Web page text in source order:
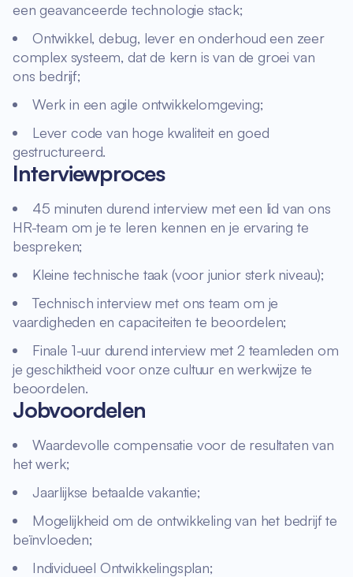
een geavanceerde technologie stack;
Ontwikkel, debug, lever en onderhoud een zeer
complex systeem, dat de kern is van de groei van
ons bedrijf;
Werk in een agile ontwikkelomgeving;
Lever code van hoge kwaliteit en goed
gestructureerd.
Interviewproces
45 minuten durend interview met een lid van ons
HR-team om je te leren kennen en je ervaring te
bespreken;
Kleine technische taak (voor junior sterk niveau);
Technisch interview met ons team om je
vaardigheden en capaciteiten te beoordelen;
Finale 1-uur durend interview met 2 teamleden om
je geschiktheid voor onze cultuur en werkwijze te
beoordelen.
Jobvoordelen
Waardevolle compensatie voor de resultaten van
het werk;
Jaarlijkse betaalde vakantie;
Mogelijkheid om de ontwikkeling van het bedrijf te
beïnvloeden;
Individueel Ontwikkelingsplan;